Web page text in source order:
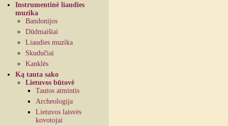
Instrumentinė liaudies
muzika
Bandonijos
Dūdmaišiai
Liaudies muzika
Skudučiai
Kanklės
Ką tauta sako
Lietuvos būtovė
Tautos atmintis
Archeologija
Lietuvos laisvės
kovotojai